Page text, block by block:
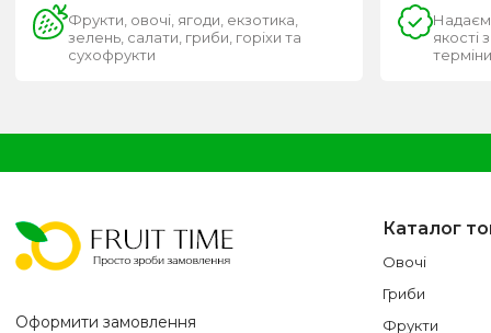
Фрукти, овочі, ягоди, екзотика,
зелень, салати, гриби, горіхи та
сухофрукти
якості
терміни
Оформити замовлення
Каталог
Овочі
Гриби
Фрукти